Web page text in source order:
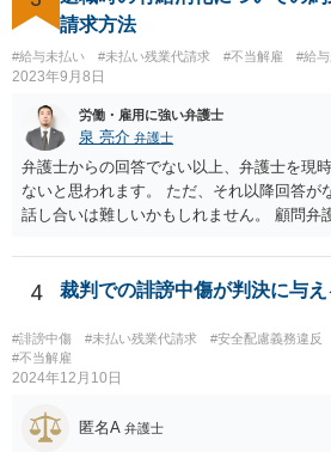
請求方法
#給与未払い #未払い残業代請求 #不当解雇 #給
2023年9月8日
労働・雇用に強い弁護士
泉 亮介 弁護士
弁護士からの回答でない以上、弁護士を現
ないと思われます。 ただ、それ以降回答が
話し合いは難しいかもしれません。 顧問弁
で、どの程度の事実を顧問弁護士が把握し
消化の話がないのであれば、退職手続きだ
4 裁判での誹謗中傷が判決に与
#誹謗中傷 #未払い残業代請求 #安全配慮義務違反
#不当解雇
2024年12月10日
匿名A 弁護士